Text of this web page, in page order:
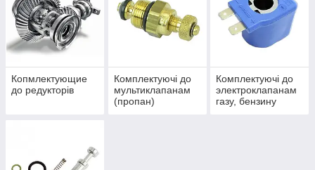
Копмлектующие
до редукторів
Комплектуючі до
мультиклапанам
(пропан)
Комплектуючі до
электроклапанам
газу, бензину